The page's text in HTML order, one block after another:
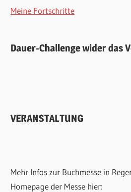
Meine Fortschritte
Dauer-Challenge wider das
VERANSTALTUNG
Mehr Infos zur Buchmesse in
Homepage der Messe hier: